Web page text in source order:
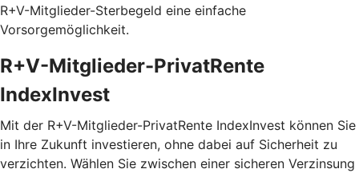
R+V-Mitglieder-Sterbegeld eine einfache
Vorsorgemöglichkeit.
R+V-Mitglieder-PrivatRente
IndexInvest
Mit der R+V-Mitglieder-PrivatRente IndexInvest können Sie
in Ihre Zukunft investieren, ohne dabei auf Sicherheit zu
verzichten. Wählen Sie zwischen einer sicheren Verzinsung